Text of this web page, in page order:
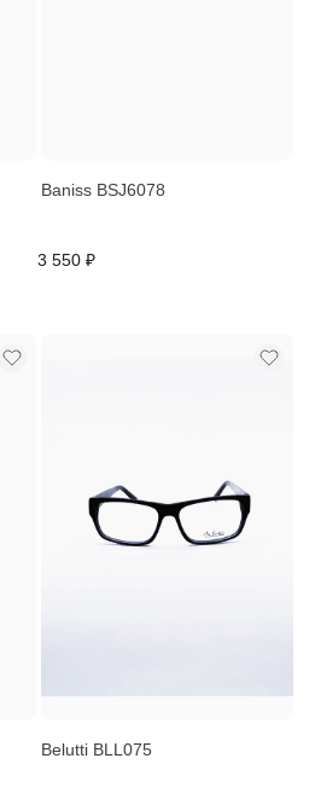
Baniss BSJ6078
3 550 ₽
Belutti BLL075